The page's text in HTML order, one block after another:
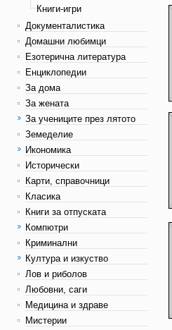
Книги-игри
Документалистика
Домашни любимци
Езотерична литература
Енциклопедии
За дома
За жената
За учениците през лятото
Земеделие
Икономика
Исторически
Карти, справочници
Класика
Книги за отпуската
Компютри
Криминални
Култура и изкуство
Лов и риболов
Любовни, саги
Медицина и здраве
Мистерии